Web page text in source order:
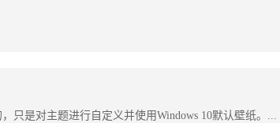
只是对主题进行自定义并使用Windows 10默认壁纸。...